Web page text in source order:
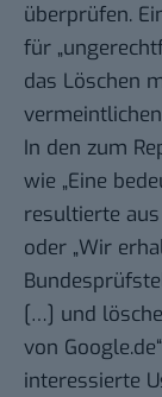
überprüfen.
für
das Löschen
In den zum
wie „Eine
resultierte
oder „Wir
[…] und
von
interessierte